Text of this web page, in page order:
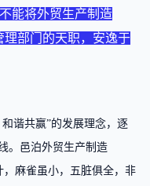
能将外贸生产制造
理部门的天职，安逸于
谐共赢”的发展理念，逐
。邑泊外贸生产制造
，麻雀虽小，五脏俱全，非